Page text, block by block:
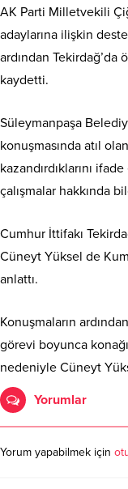
AK Parti Milletvekili
adaylarına ilişkin
ardından Tekirdağ’da
kaydetti.
Süleymanpaşa
konuşmasında atıl
kazandırdıklarını
çalışmalar hakkında
Cumhur İttifakı
Cüneyt Yüksel de
anlattı.
Konuşmaların
görevi boyunca
nedeniyle Cüneyt
Yorumlar
Yorum yapabilmek için